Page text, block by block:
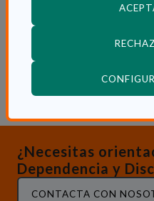
Personal y
Consulta otras
¿Necesitas
Dependencia y
CONTACTA CON